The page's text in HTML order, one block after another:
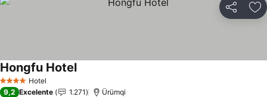
Partilhar
4 EstrelasHotel
Hongfu HotelVer preços
9,2 Excelente 1.271 Ürümqi